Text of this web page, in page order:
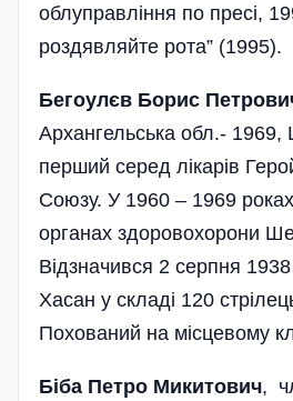
облуправління по пресі,
роздявляйте рота” (1995).
Бегоулєв Борис
Архангельська обл.- 1969,
перший серед лікарів
Союзу. У 1960 – 1969
органах здоровохорони
Відзначився 2 серпня
Хасан у складі 120
Похований на місцевому
Біба Петро Микитович,